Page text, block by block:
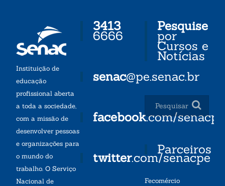
Instituição de
educação
profissional aberta
a toda a sociedade,
com a missão de
desenvolver pessoas
e organizações para
o mundo do
trabalho. O Serviço
Nacional de
3413
6666
senac@pe.senac.br
facebook.com/senacpe
twitter.com/senacpe
Pesquise
por
Cursos e
Notícias
Parceiros
Fecomércio